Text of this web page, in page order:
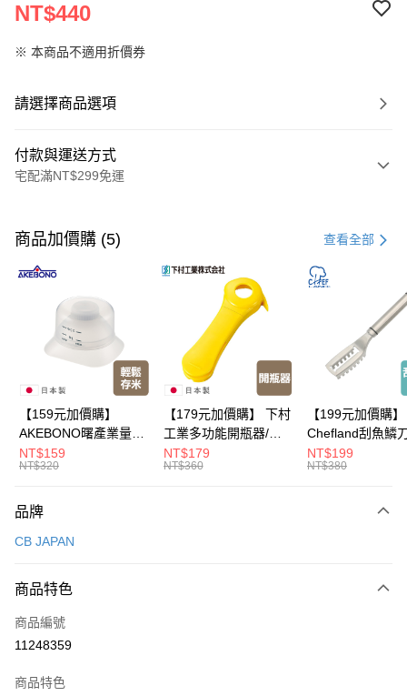
NT$440
※ 本商品不適用折價券
請選擇商品選項
付款與運送方式
宅配滿NT$299免運
信用卡一次付款
超商取貨付款
LINE Pay
Apple Pay
Google Pay
全盈+PAY
大哥付你分期
【大哥付你分期使用說明】
2.付款方式選擇「大哥付你分期」，訂單成立後會自動跳轉到大哥付的交易
成交易。
3.實際核准額度、可分期數及費用金額請依後續交易確認頁面所載為準。
4.訂單成立30分鐘內，如未前往確認交易或遇審核未通過，訂單將自動取
消。如遇「轉專審核」未通過狀況，表示未達大哥付你分期系統評分，恕無
法說明評估內容。
1.分期款項不併入電信帳單，「大哥付你分期」於每月結算日後寄送繳費提
每筆NT$100，滿NT$499(含以上)免運費
每筆NT$100，滿NT$499(含以上)免運費
商品加價購 (5) 查看全部
【159元加價購】
AKEBONO曙產業量米
杯漏斗組(白)/量米杯/
米桶/量米用具/任二件8
NT$159
NT$320
【179元加價購】 下村
工業多功能開瓶器/開
瓶器/餐廚用品/料理道
具/任二件8折
NT$179
NT$360
【199元加價購】
Chefland刮魚鱗
魚鱗器/廚房用品/
道具/任二件8折
NT$199
NT$380
品牌
CB JAPAN
商品特色
商品編號
11248359
商品特色